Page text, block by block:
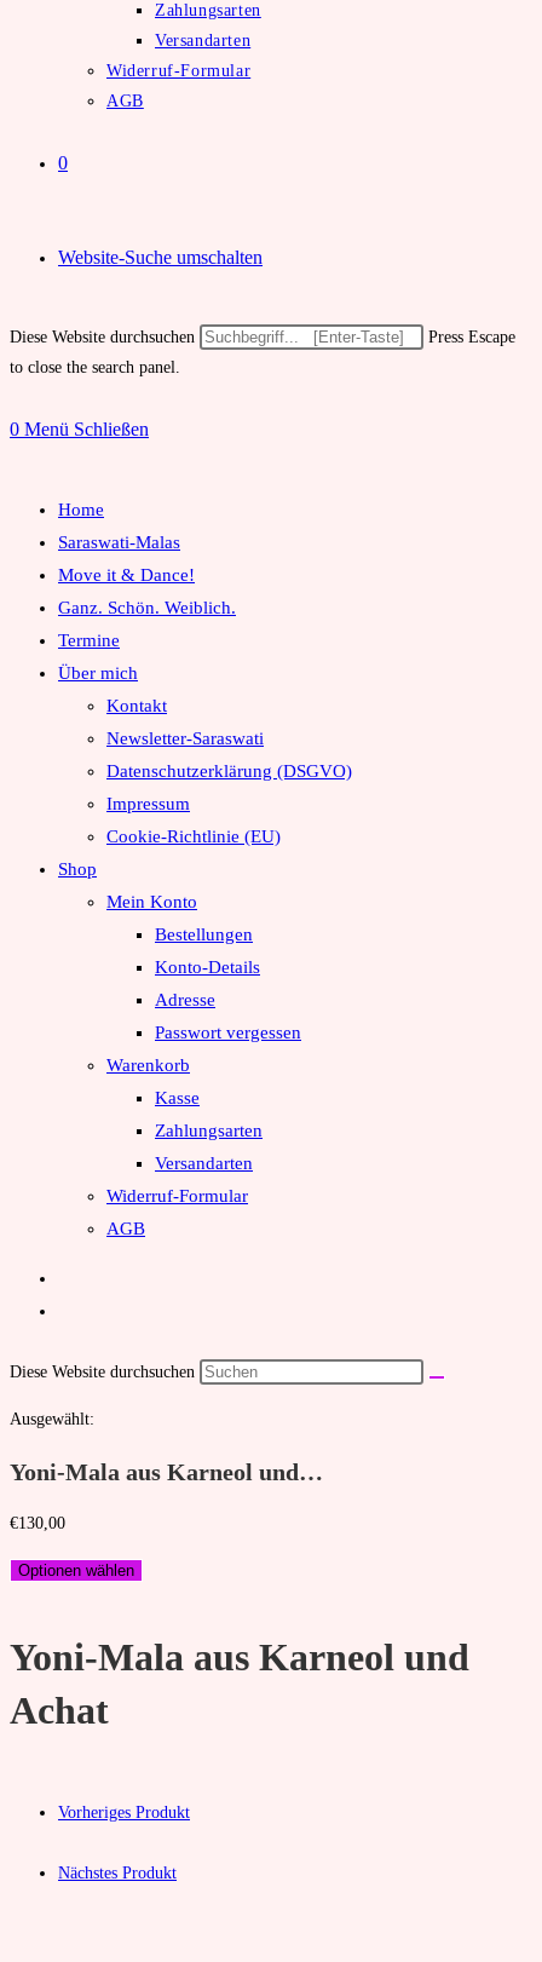
Zahlungsarten
Versandarten
Widerruf-Formular
AGB
0
Website-Suche umschalten
Diese Website durchsuchen
Press Escape
to close the search panel.
0 Menü Schließen
Home
Saraswati-Malas
Move it & Dance!
Ganz. Schön. Weiblich.
Termine
Über mich
Kontakt
Newsletter-Saraswati
Datenschutzerklärung (DSGVO)
Impressum
Cookie-Richtlinie (EU)
Shop
Mein Konto
Bestellungen
Konto-Details
Adresse
Passwort vergessen
Warenkorb
Kasse
Zahlungsarten
Versandarten
Widerruf-Formular
AGB
Diese Website durchsuchen
Ausgewählt:
Yoni-Mala aus Karneol und…
€130,00
Optionen wählen
Yoni-Mala aus Karneol und
Achat
Vorheriges Produkt
Nächstes Produkt